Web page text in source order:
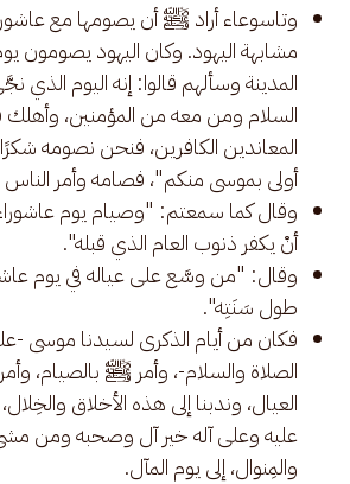
وتاسوعاء أراد ﷺ أن يصومها مع
مشابهة اليهود. وكان اليهود يصومون
المدينة وسألهم قالوا: إنه اليوم الذي
السلام ومن معه من المؤمنين،
المعاندين الكافرين، فنحن نصومه
أولى بموسى منكم"، فصامه وأمر
وقال كما سمعتم: "وصيام يوم
أنْ يكفر ذنوب العام الذي قبله".
وقال: "من وسَّع على عياله في يوم
طول سَنَتِه".
فكان من أيام الذكرى لسيدنا موسى -
الصلاة والسلام-، وأمر ﷺ بالصيام،
العيال، وندبنا إلى هذه الأخلاق
عليه وعلى آله خير آل وصحبه ومن
والمِنوال، إلى يوم المآل.